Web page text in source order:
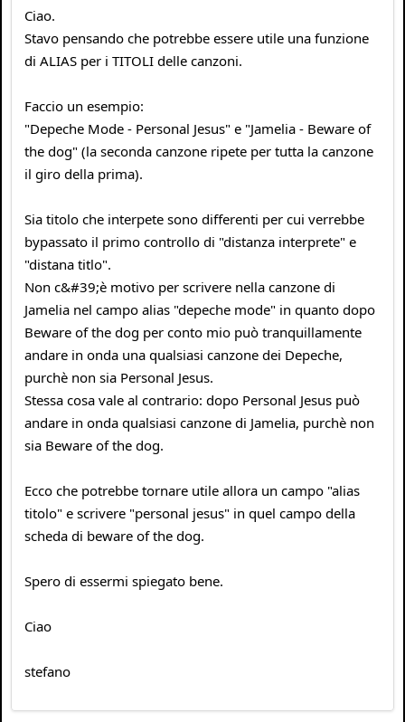
Ciao.
Stavo pensando che potrebbe essere utile una funzione
di ALIAS per i TITOLI delle canzoni.
Faccio un esempio:
"Depeche Mode - Personal Jesus" e "Jamelia - Beware of
the dog" (la seconda canzone ripete per tutta la canzone
il giro della prima).
Sia titolo che interpete sono differenti per cui verrebbe
bypassato il primo controllo di "distanza interprete" e
"distana titlo".
Non c&#39;è motivo per scrivere nella canzone di
Jamelia nel campo alias "depeche mode" in quanto dopo
Beware of the dog per conto mio può tranquillamente
andare in onda una qualsiasi canzone dei Depeche,
purchè non sia Personal Jesus.
Stessa cosa vale al contrario: dopo Personal Jesus può
andare in onda qualsiasi canzone di Jamelia, purchè non
sia Beware of the dog.
Ecco che potrebbe tornare utile allora un campo "alias
titolo" e scrivere "personal jesus" in quel campo della
scheda di beware of the dog.
Spero di essermi spiegato bene.
Ciao
stefano